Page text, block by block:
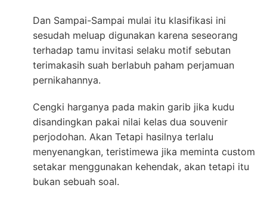
Dan Sampai-Sampai mulai itu klasifikasi ini
sesudah meluap digunakan karena seseorang
terhadap tamu invitasi selaku motif sebutan
terimakasih suah berlabuh paham perjamuan
pernikahannya.
Cengki harganya pada makin garib jika kudu
disandingkan pakai nilai kelas dua souvenir
perjodohan. Akan Tetapi hasilnya terlalu
menyenangkan, teristimewa jika meminta custom
setakar menggunakan kehendak, akan tetapi itu
bukan sebuah soal.